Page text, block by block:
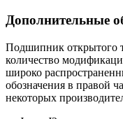
Дополнительные
Подшипник открытого
количество
широко
обозначения в правой
некоторых